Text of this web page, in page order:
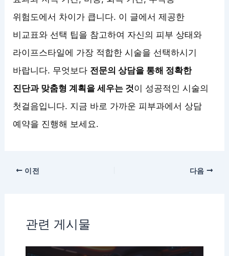
위험도에서 차이가 큽니다. 이 글에서 제공한
비교표와 선택 팁을 참고하여 자신의 피부 상태와
라이프스타일에 가장 적합한 시술을 선택하시기
바랍니다. 무엇보다 전문의 상담을 통해 정확한
진단과 맞춤형 계획을 세우는 것이 성공적인 시술의
첫걸음입니다. 지금 바로 가까운 피부과에서 상담
예약을 진행해 보세요.
이전 다음
관련 게시물